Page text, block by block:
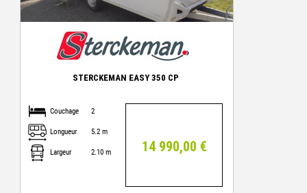
STERCKEMAN EASY 350 CP
Couchage 2
Longueur 5.2 m
Largeur 2.10 m 14 990,00 €